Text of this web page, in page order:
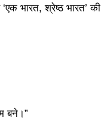
भारत, श्रेष्ठ भारत’ की
बने।”